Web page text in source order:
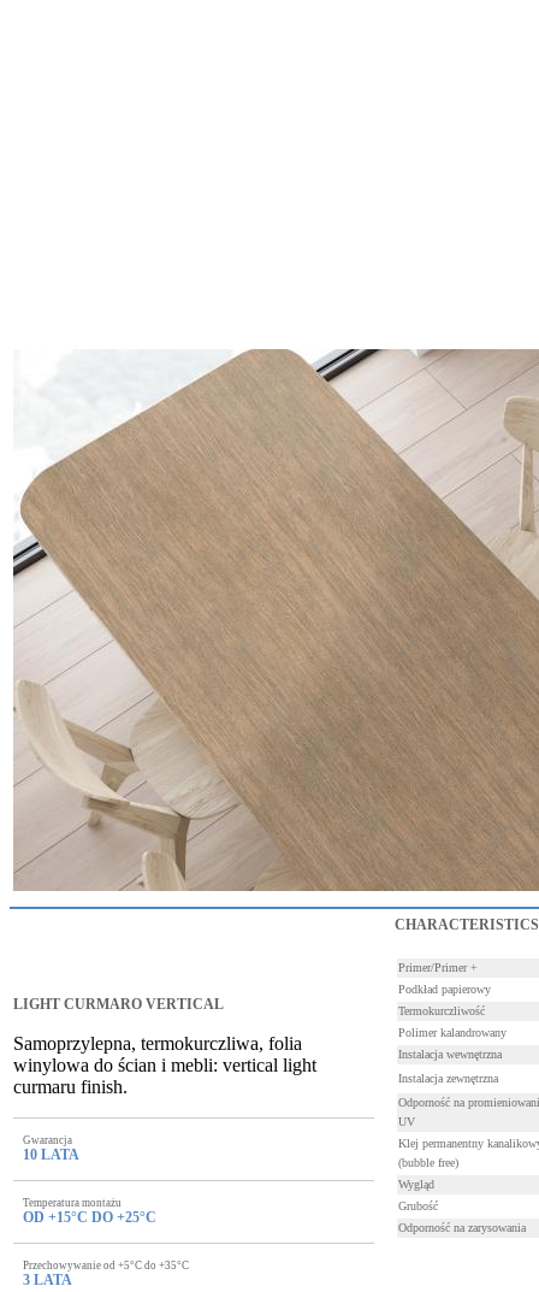
LIGHT CURMARO VERTICAL
Samoprzylepna, termokurczliwa, folia
winylowa do ścian i mebli: vertical light
curmaru finish.
Gwarancja
10 LATA
Temperatura montażu
OD +15°C DO +25°C
Przechowywanie od +5°C do +35°C
3 LATA
CHARACTERISTICS
Primer/Primer +
Podkład papierowy
Termokurczliwość
Polimer kalandrowany
Instalacja wewnętrzna
Instalacja zewnętrzna
Odporność na
UV
Klej permanentny
(bubble free)
Wygląd
Grubość
Odporność na zarysowania